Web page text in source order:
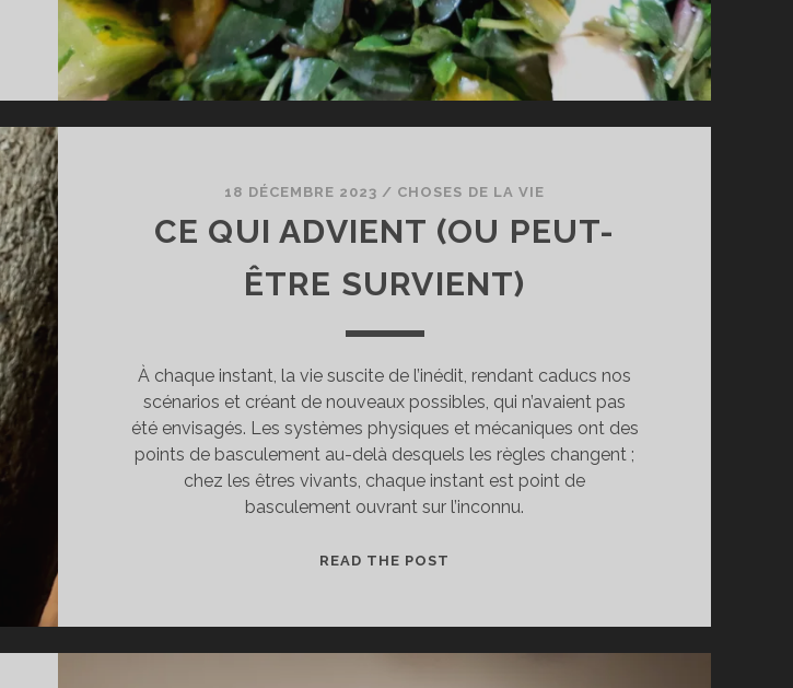
18 DÉCEMBRE 2023 / CHOSES DE LA VIE
CE QUI ADVIENT (OU PEUT-
ÊTRE SURVIENT)
À chaque instant, la vie suscite de l’inédit, rendant caducs nos
scénarios et créant de nouveaux possibles, qui n’avaient pas
été envisagés. Les systèmes physiques et mécaniques ont des
points de basculement au-delà desquels les règles changent ;
chez les êtres vivants, chaque instant est point de
basculement ouvrant sur l’inconnu.
READ THE POST